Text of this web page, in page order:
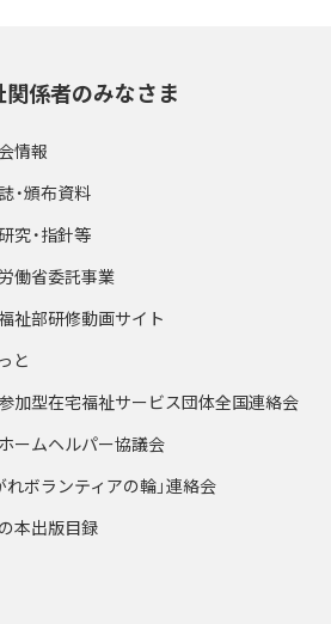
関係者のみなさま
情報
・頒布資料
究・指針等
働省委託事業
祉部研修動画サイト
と
加型在宅福祉サービス団体全国連絡会
ームヘルパー協議会
れボランティアの輪」連絡会
本出版目録